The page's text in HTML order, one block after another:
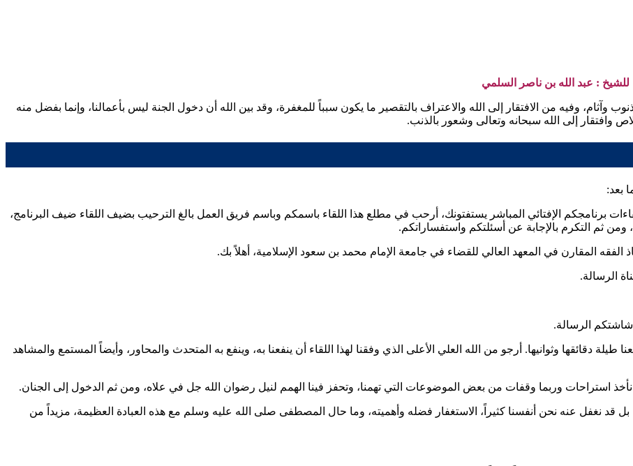
للشيخ : عبد الله بن ناصر السلمي
وفيه من الافتقار إلى الله والاعتراف بالتقصير ما يكون سبباً للمغفرة، وقد بين الله أن دخول الجنة ليس بأعمالنا، وإنما بفضل منه
وافتقار إلى الله سبحانه وتعالى وشعور بالذنب.
بعد:
برنامجكم الإفتائي المباشر يستفتونك، أرحب في مطلع هذا اللقاء باسمكم وباسم فريق العمل بالغ الترحيب بضيف اللقاء ضيف البرنامج،
ثم التكرم بالإجابة عن أسئلتكم واستفساراتكم.
الفقه المقارن في المعهد العالي للقضاء في جامعة الإمام محمد بن سعود الإسلامية، أهلاً بك.
الرسالة.
شاشتكم الرسالة.
دقائقها وثوانيها. أرجو من الله العلي الأعلى الذي وفقنا لهذا اللقاء أن ينفعنا به، وينفع به المتحدث والمحاور، وأيضاً المستمع والمشاهد
استراحات وربما وقفات من بعض الموضوعات التي تهمنا، وتحفز فينا الهمم لنيل رضوان الله جل في علاه، ومن ثم الدخول إلى الجنان.
قد نغفل عنه نحن أنفسنا كثيراً، الاستغفار فضله وأهميته، وما حال المصطفى صلى الله عليه وسلم مع هذه العبادة العظيمة، مزيداً من